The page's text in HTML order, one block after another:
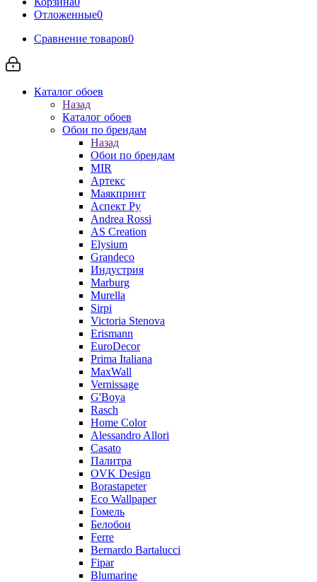
Отложенные0
Сравнение товаров0
Каталог обоев
Назад
Каталог обоев
Обои по брендам
Назад
Обои по брендам
MIR
Артекс
Маякпринт
Аспект Ру
Andrea Rossi
AS Creation
Elysium
Grandeco
Индустрия
Marburg
Murella
Sirpi
Victoria Stenova
Erismann
EuroDecor
Prima Italiana
MaxWall
Vernissage
G'Boya
Rasch
Home Color
Alessandro Allori
Casato
Палитра
OVK Design
Borastapeter
Eco Wallpaper
Гомель
Белобои
Ferre
Bernardo Bartalucci
Fipar
Blumarine